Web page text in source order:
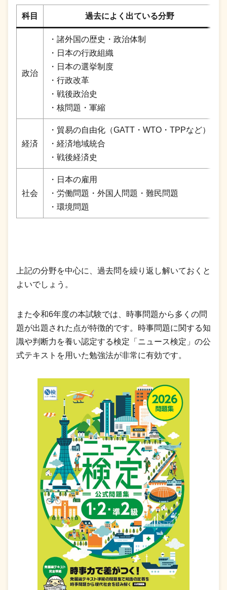
科目 過去によく出ている分野
政治
・諸外国の歴史・政治体制
・日本の行政組織
・日本の選挙制度
・行政改革
・戦後政治史
・核問題・軍縮
経済
・貿易の自由化（GATT・WTO・TPPなど）
・経済地域統合
・戦後経済史
社会
・日本の雇用
・労働問題・外国人問題・難民問題
・環境問題
上記の分野を中心に、過去問を繰り返し解いておくと
よいでしょう。
また令和6年度の本試験では、時事問題から多くの問
題が出題された点が特徴的です。時事問題に関する知
識や判断力を養い認定する検定「ニュース検定」の公
式テキストを用いた勉強法が非常に有効です。